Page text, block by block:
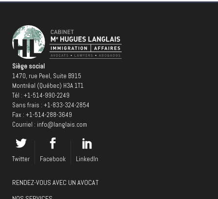
Siège social
1470, rue Peel, Suite B915
Montréal (Québec) H3A 1T1
Tél : +1-514-990-2249
Sans frais : +1-833-324-2854
Fax : +1-514-288-3649
Courriel : info@langlais.com
Twitter Facebook LinkedIn
RENDEZ-VOUS AVEC UN AVOCAT